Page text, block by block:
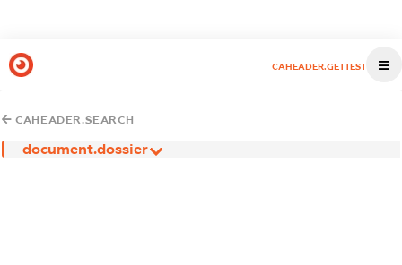
CAHEADER.GETTEST
CAHEADER.SEARCH
document.dossier